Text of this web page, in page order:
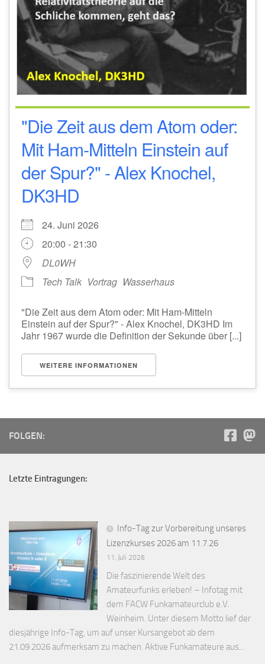
"Die Zeit aus dem Atom oder:
Mit Ham-Mitteln Einstein auf
der Spur?" - Alex Knochel,
DK3HD
24. Juni 2026
20:00 - 21:30
DL0WH
Tech Talk Vortrag Wasserhaus
"Die Zeit aus dem Atom oder: Mit Ham-Mitteln
Einstein auf der Spur?" - Alex Knochel, DK3HD Im
Jahr 1967 wurde die Definition der Sekunde über [...]
WEITERE INFORMATIONEN
FOLGEN:
Letzte Eintragungen:
Info-Tag zur Vorbereitung unseres
Lizenzkurses 2026 am 11.7.26
11. Juli 2026
Die faszinierende Welt des
Amateurfunks erleben! – Infotag mit
dem FACW Funkamateurclub e.V.
Weinheim. Unter diesem Motto lief der
diesjährige Info-Tag, um auf unser Kursangebot ab dem
21.09.2026 aufmerksam zu machen. Aktive Funkamateure aus...